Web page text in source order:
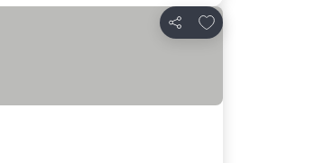
Condividi
Aggiungi ai preferiti